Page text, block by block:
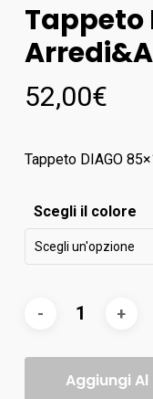
Tappeto
52,00€
Tappeto DIAGO
Scegli il colore
Scegli un'opzione
Aggiungi